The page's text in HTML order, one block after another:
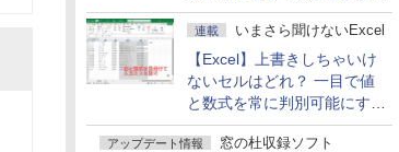
決
連載 いまさら聞けないExcel
【Excel】上書きしちゃいけ
ないセルはどれ？ 一目で値
と数式を常に判別可能にする
方法
アップデート情報 窓の杜収録ソフト